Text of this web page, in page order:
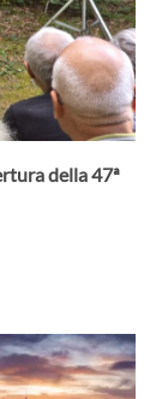
della 47ª